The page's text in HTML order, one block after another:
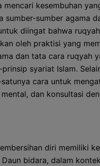
kesembuhan
sumber-sumber agama
diingat bahwa
oleh praktisi yang
dan tata cara ruqyah
syariat Islam.
cara untuk
dan konsultasi
diri memiliki
bidara, dalam